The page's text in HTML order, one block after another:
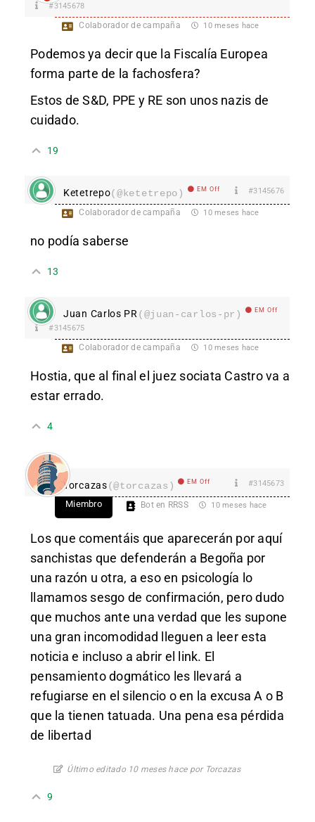
#3145678
Colaborador de campaña 10 meses hace
Podemos ya decir que la Fiscalía Europea
forma parte de la fachosfera?
Estos de S&D, PPE y RE son unos nazis de
cuidado.
19
Ketetrepo(@ketetrepo) EM Off #3145676
Colaborador de campaña 10 meses hace
no podía saberse
13
Juan Carlos PR (@juan-carlos-pr) EM Off
#3145675
Colaborador de campaña 10 meses hace
Hostia, que al final el juez sociata Castro va a
estar errado.
4
Torcazas(@torcazas) EM Off #3145673
Miembro Bot en RRSS 10 meses hace
Los que comentáis que aparecerán por aquí
sanchistas que defenderán a Begoña por
una razón u otra, a eso en psicología lo
llamamos sesgo de confirmación, pero dudo
que muchos ante una verdad que les supone
una gran incomodidad lleguen a leer esta
noticia e incluso a abrir el link. El
pensamiento dogmático les llevará a
refugiarse en el silencio o en la excusa A o B
que la tienen tatuada. Una pena esa pérdida
de libertad
Último editado 10 meses hace por Torcazas
9